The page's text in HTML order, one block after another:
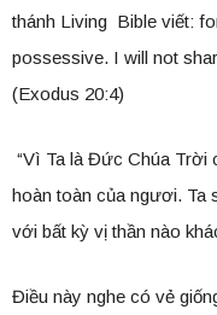
thánh Living Bible viết:
possessive. I will not
(Exodus 20:4)
“Vì Ta là Đức Chúa Trời
hoàn toàn của ngươi. Ta
với bất kỳ vị thần nào
Điều này nghe có vẻ